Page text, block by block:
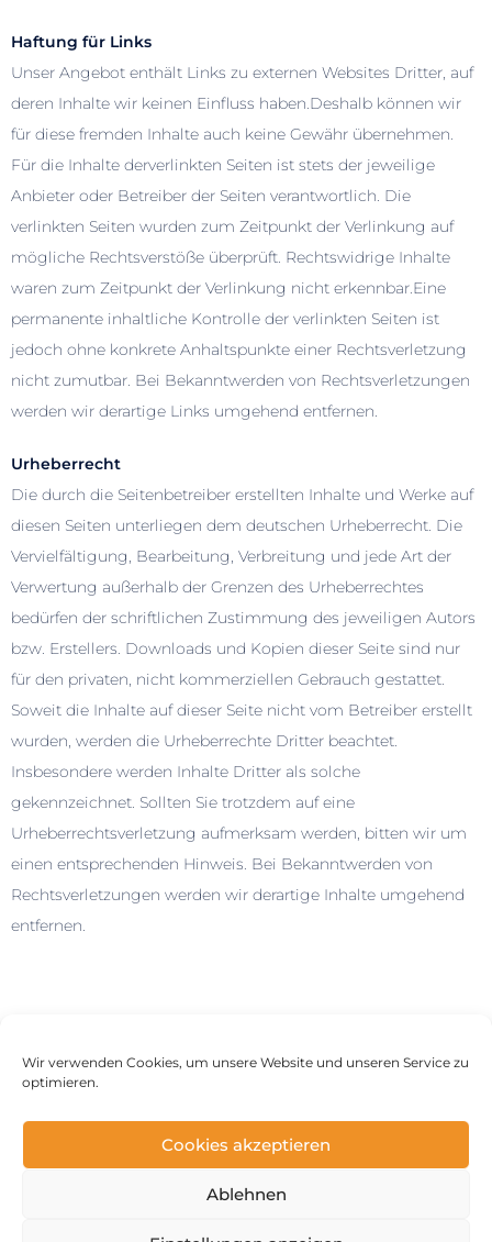
Wir verwenden Cookies, um unsere Website und unseren Service zu
optimieren.
Cookies akzeptieren
Ablehnen
Haftung für Links
Unser Angebot enthält Links zu externen Websites Dritter, auf
deren Inhalte wir keinen Einfluss haben.Deshalb können wir
für diese fremden Inhalte auch keine Gewähr übernehmen.
Für die Inhalte derverlinkten Seiten ist stets der jeweilige
Anbieter oder Betreiber der Seiten verantwortlich. Die
verlinkten Seiten wurden zum Zeitpunkt der Verlinkung auf
mögliche Rechtsverstöße überprüft. Rechtswidrige Inhalte
waren zum Zeitpunkt der Verlinkung nicht erkennbar.Eine
permanente inhaltliche Kontrolle der verlinkten Seiten ist
jedoch ohne konkrete Anhaltspunkte einer Rechtsverletzung
nicht zumutbar. Bei Bekanntwerden von Rechtsverletzungen
werden wir derartige Links umgehend entfernen.
Urheberrecht
Die durch die Seitenbetreiber erstellten Inhalte und Werke auf
diesen Seiten unterliegen dem deutschen Urheberrecht. Die
Vervielfältigung, Bearbeitung, Verbreitung und jede Art der
Verwertung außerhalb der Grenzen des Urheberrechtes
bedürfen der schriftlichen Zustimmung des jeweiligen Autors
bzw. Erstellers. Downloads und Kopien dieser Seite sind nur
für den privaten, nicht kommerziellen Gebrauch gestattet.
Soweit die Inhalte auf dieser Seite nicht vom Betreiber erstellt
wurden, werden die Urheberrechte Dritter beachtet.
Insbesondere werden Inhalte Dritter als solche
gekennzeichnet. Sollten Sie trotzdem auf eine
Urheberrechtsverletzung aufmerksam werden, bitten wir um
einen entsprechenden Hinweis. Bei Bekanntwerden von
Rechtsverletzungen werden wir derartige Inhalte umgehend
entfernen.
Telefon/WhatsApp:0152 2101 6585
E-Mail: kontakt@alisareineking.de
Website:www.alisareineking.de
freie.rednerin.alisa